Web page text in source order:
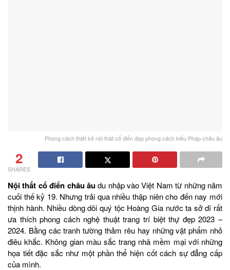
Phong cách thiết kế nội thất cổ điển đẹp phong cách kiểu Pháp châu âu
2
SHARES
Nội thất cổ điển châu âudu nhập vào Việt Nam từ những năm
cuối thế kỷ 19. Nhưng trải qua nhiều thập niên cho đến nay mới
thịnh hành. Nhiều dòng dõi quý tộc Hoàng Gia nước ta sở dĩ rất
ưa thích phong cách nghệ thuật trang trí biệt thự đẹp 2023 –
2024. Bằng các tranh tường thảm rêu hay những vật phẩm nhỏ
điêu khắc. Không gian màu sắc trang nhã mềm mại với những
họa tiết đặc sắc như một phần thể hiện cốt cách sự đẳng cấp
của mình.